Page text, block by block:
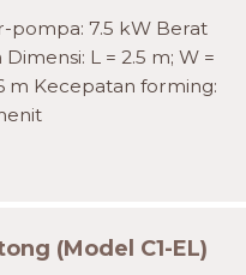
pompa: 7.5 kW Berat
L = 2.5 m; W =
m Kecepatan forming:
(Model C1-EL)